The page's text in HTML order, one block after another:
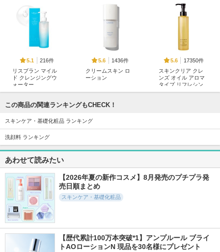
5.1
216件
リスブラン マイル
ド クレンジングウ
ォーター
ア）
5.6
1436件
クリームスキン ロ
ーション
5.6
17350件
スキンクリア クレ
ンズ オイル アロマ
タイプ リフレシン
グシトラスの香り
5.3
6004件
ABC-Gピールウォ
ッシュ
ドクターケイ
エクストリーム ク
リーム[オリジナル]
Real Barrier
ユース ラディアン
ス ビタチノールセ
この商品の関連ランキングもCHECK！
スキンケア・基礎化粧品 ランキング
洗顔料 ランキング
あわせて読みたい
【2026年夏の新作コスメ】8月発売のプチプラ発
売日順まとめ
スキンケア・基礎化粧品
【歴代累計100万本突破*1】アンプルール ブライ
トAOローションN 現品を30名様にプレゼント